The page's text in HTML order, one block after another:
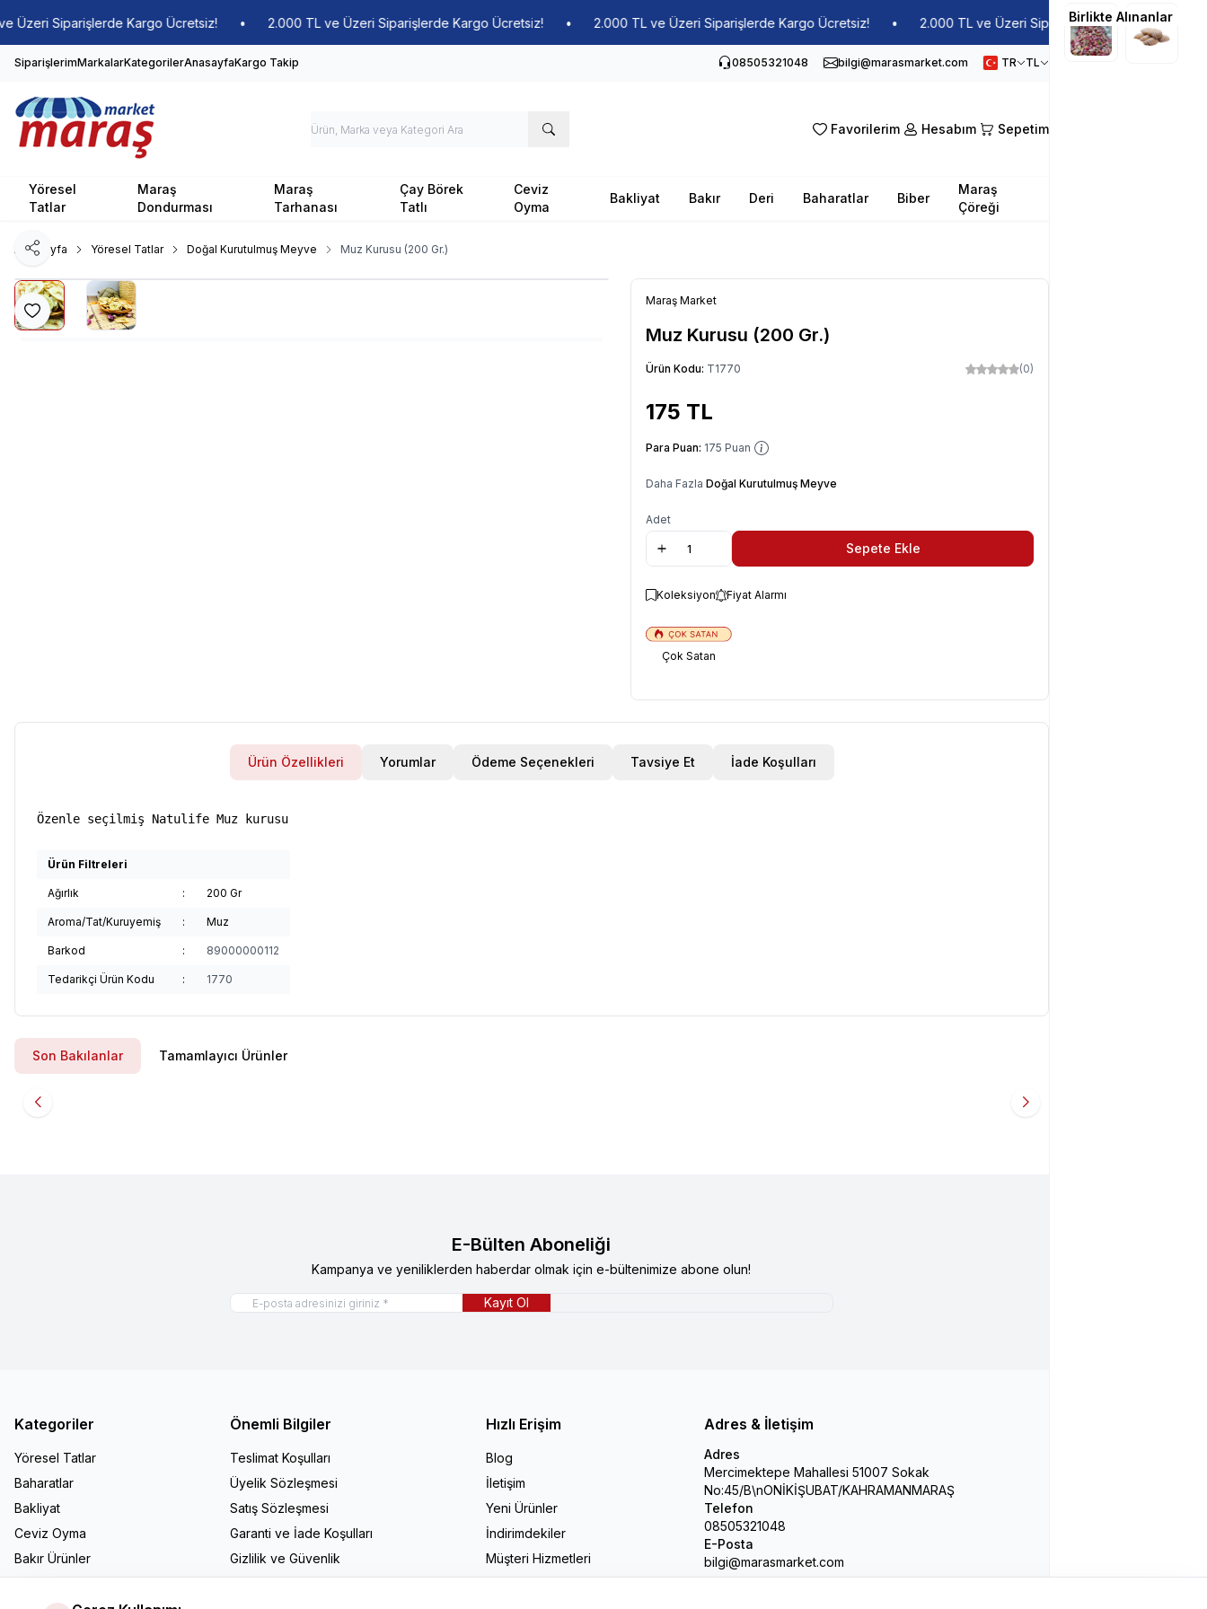
Siparişlerde Kargo Ücretsiz! • 2.000 TL ve Üzeri Siparişlerde Kargo Ücretsiz! • 2.000 TL ve Üzeri Siparişlerde Kargo Ücretsiz! • 2.000 TL ve Üzeri Siparişlerde Kargo Ücretsiz!
SiparişlerimMarkalarKategorilerAnasayfaKargo Takip 08505321048 bilgi@marasmarket.com TR TL
Favorilerim Hesabım Sepetim
Yöresel
Tatlar
Maraş
Dondurması
Maraş
Tarhanası
Çay Börek
Tatlı
Ceviz
Oyma
Bakliyat Bakır Deri Baharatlar Biber
Maraş
Çöreği
Ana Sayfa Yöresel Tatlar Doğal Kurutulmuş Meyve Muz Kurusu (200 Gr.)
Favoriye Ekle
Paylaş
Maraş Market
Muz Kurusu (200 Gr.)
Ürün Kodu: T1770 (0)
175 TL
Para Puan: 175 Puan
Daha Fazla Doğal Kurutulmuş Meyve
Adet
Sepete Ekle
Koleksiyon Fiyat Alarmı
Çok Satan
Ürün Özellikleri Yorumlar Ödeme Seçenekleri Tavsiye Et İade Koşulları
Özenle seçilmiş Natulife Muz kurusu
Ürün Filtreleri
Ağırlık : 200 Gr
Aroma/Tat/Kuruyemiş : Muz
Barkod : 89000000112
Tedarikçi Ürün Kodu : 1770
Birlikte Alınanlar
Son Bakılanlar Tamamlayıcı Ürünler
E-Bülten Aboneliği
Kampanya ve yeniliklerden haberdar olmak için e-bültenimize abone olun!
Kayıt Ol
Kategoriler
Yöresel Tatlar
Baharatlar
Bakliyat
Ceviz Oyma
Bakır Ürünler
Önemli Bilgiler
Teslimat Koşulları
Üyelik Sözleşmesi
Satış Sözleşmesi
Garanti ve İade Koşulları
Gizlilik ve Güvenlik
Hızlı Erişim
Blog
İletişim
Yeni Ürünler
İndirimdekiler
Müşteri Hizmetleri
Adres & İletişim
Adres
Mercimektepe Mahallesi 51007 Sokak
No:45/B\nONİKİŞUBAT/KAHRAMANMARAŞ
Telefon
08505321048
E-Posta
bilgi@marasmarket.com